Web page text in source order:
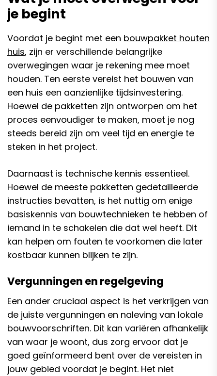
je begint
Voordat je begint met een bouwpakket houten
huis, zijn er verschillende belangrijke
overwegingen waar je rekening mee moet
houden. Ten eerste vereist het bouwen van
een huis een aanzienlijke tijdsinvestering.
Hoewel de pakketten zijn ontworpen om het
proces eenvoudiger te maken, moet je nog
steeds bereid zijn om veel tijd en energie te
steken in het project.
Daarnaast is technische kennis essentieel.
Hoewel de meeste pakketten gedetailleerde
instructies bevatten, is het nuttig om enige
basiskennis van bouwtechnieken te hebben of
iemand in te schakelen die dat wel heeft. Dit
kan helpen om fouten te voorkomen die later
kostbaar kunnen blijken te zijn.
Vergunningen en regelgeving
Een ander cruciaal aspect is het verkrijgen van
de juiste vergunningen en naleving van lokale
bouwvoorschriften. Dit kan variëren afhankelijk
van waar je woont, dus zorg ervoor dat je
goed geïnformeerd bent over de vereisten in
jouw gebied voordat je begint. Het niet